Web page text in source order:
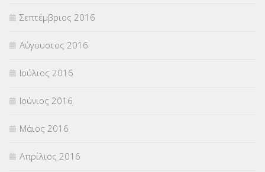
Σεπτέμβριος 2016
Αύγουστος 2016
Ιούλιος 2016
Ιούνιος 2016
Μάιος 2016
Απρίλιος 2016